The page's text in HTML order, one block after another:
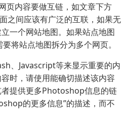
页内容要做互链，如文章下方
之间应该有广泛的互联，如果无
一个网站地图。如果站点地图
将站点地图拆分为多个网页。
、Javascript等来显示重要的内
时，请使用能确切描述该内容
提供更多Photoshop信息的链
的更多信息”的描述，而不